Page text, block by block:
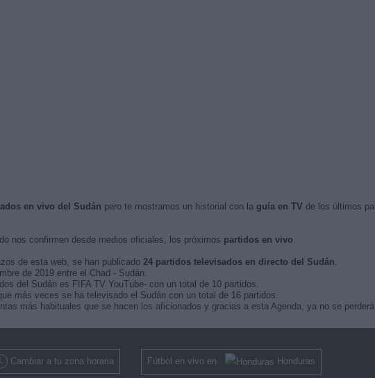
en vivo del Sudán pero te mostramos un historial con la guía en TV de los últimos
nos confirmen desde medios oficiales, los próximos partidos en vivo.
de esta web, se han publicado 24 partidos televisados en directo del Sudán.
de 2019 entre el Chad - Sudán.
del Sudán es FIFA TV YouTube- con un total de 10 partidos.
más veces se ha televisado el Sudán con un total de 16 partidos.
más habituales que se hacen los aficionados y gracias a esta Agenda, ya no se
Cambiar a tu zona horaria Fútbol en vivo en Honduras